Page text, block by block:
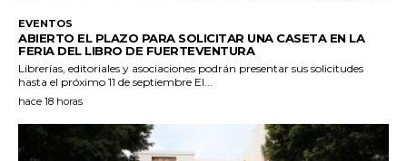
EVENTOS
ABIERTO EL PLAZO PARA SOLICITAR UNA CASETA EN LA
FERIA DEL LIBRO DE FUERTEVENTURA
Librerías, editoriales y asociaciones podrán presentar sus solicitudes
hasta el próximo 11 de septiembre El...
hace 18 horas